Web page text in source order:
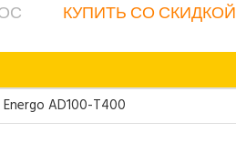
КУПИТЬ СО СКИДКОЙ
AD100-T400